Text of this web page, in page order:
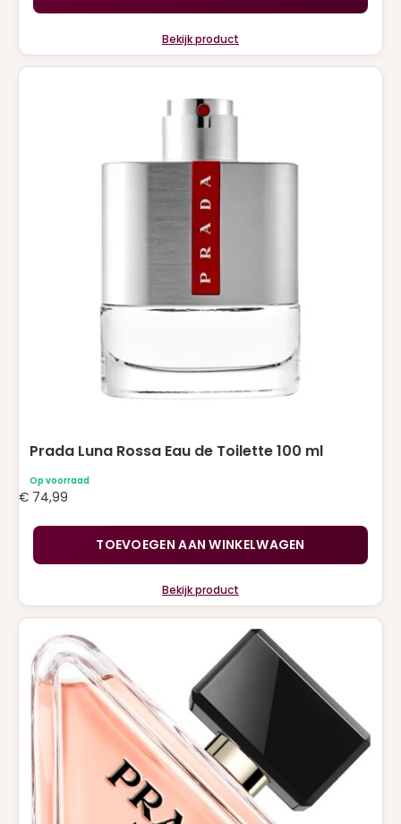
Bekijk product
Prada Luna Rossa Eau de Toilette 100 ml
Op voorraad
€ 74,99
TOEVOEGEN AAN WINKELWAGEN
Bekijk product